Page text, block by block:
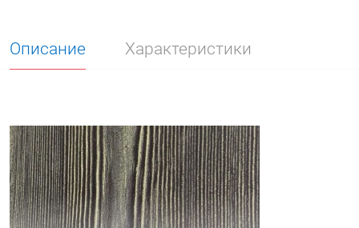
Описание Характеристики